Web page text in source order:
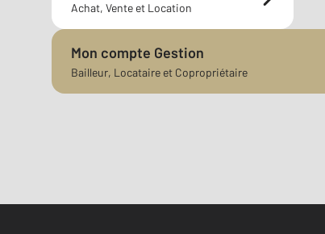
Achat, Vente et Location
Mon compte Gestion
Bailleur, Locataire et Copropriétaire